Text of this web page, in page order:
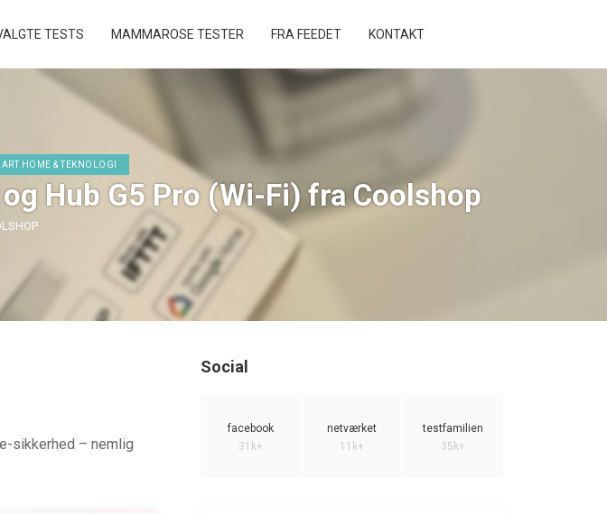
TESTS MAMMAROSE TESTER FRA FEEDET KONTAKT
HOME & TEKNOLOGI
Hub G5 Pro (Wi-Fi) fra Coolshop
sikkerhed – nemlig
Social
facebook
31k+
netværket
11k+
testfamilien
35k+